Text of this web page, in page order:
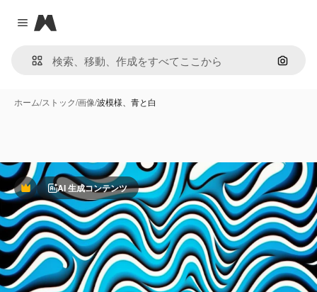
Close menu
Magnific
画像で
ホーム/ストック/画像/波模様、青と白
PremiumAI 生成コンテンツ